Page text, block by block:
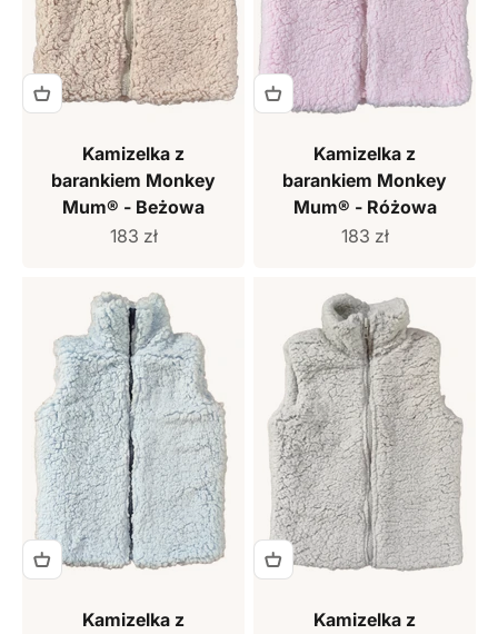
Kamizelka z
barankiem Monkey
Mum® - Beżowa
Cena sprzedaży
183 zł
Kamizelka z
barankiem Monkey
Mum® - Różowa
Cena sprzedaży
183 zł
Kamizelka z
Kamizelka z